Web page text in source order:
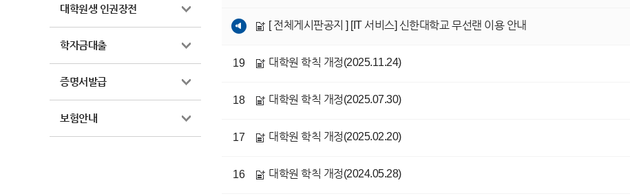
대학원생 인권장전
학자금대출
증명서발급
보험안내
[ 전체게시판공지 ] [IT 서비스] 신한대학교 무선랜 이용 안내
19 대학원 학칙 개정(2025.11.24)
18 대학원 학칙 개정(2025.07.30)
17 대학원 학칙 개정(2025.02.20)
16 대학원 학칙 개정(2024.05.28)